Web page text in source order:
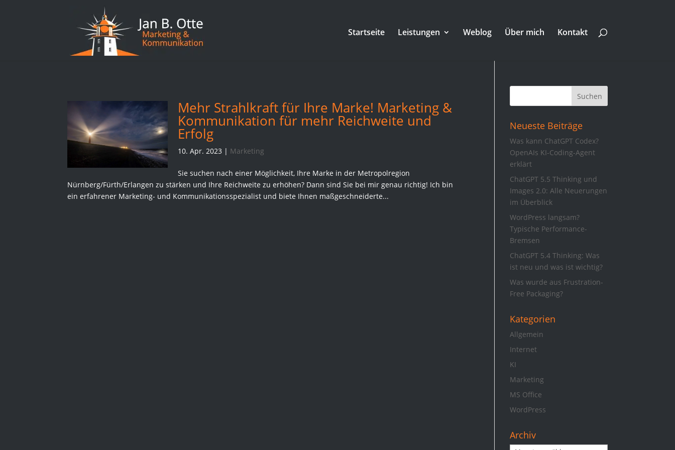
Startseite Leistungen Weblog Über mich Kontakt
Mehr Strahlkraft für Ihre Marke! Marketing &
Kommunikation für mehr Reichweite und
Erfolg
10. Apr. 2023 | Marketing
Sie suchen nach einer Möglichkeit, Ihre Marke in der Metropolregion
Nürnberg/Fürth/Erlangen zu stärken und Ihre Reichweite zu erhöhen? Dann sind Sie bei mir genau richtig! Ich bin
ein erfahrener Marketing- und Kommunikationsspezialist und biete Ihnen maßgeschneiderte...
Neueste Beiträge
Was kann ChatGPT Codex?
OpenAIs KI-Coding-Agent
erklärt
ChatGPT 5.5 Thinking und
Images 2.0: Alle Neuerungen
im Überblick
WordPress langsam?
Typische Performance-
Bremsen
ChatGPT 5.4 Thinking: Was
ist neu und was ist wichtig?
Was wurde aus Frustration-
Free Packaging?
Kategorien
Allgemein
Internet
KI
Marketing
MS Office
WordPress
Archiv